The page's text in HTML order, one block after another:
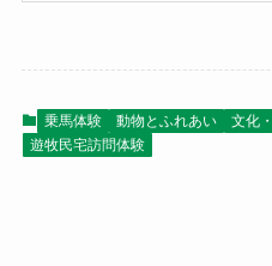
乗馬体験 動物とふれあい 文化
遊牧民宅訪問体験